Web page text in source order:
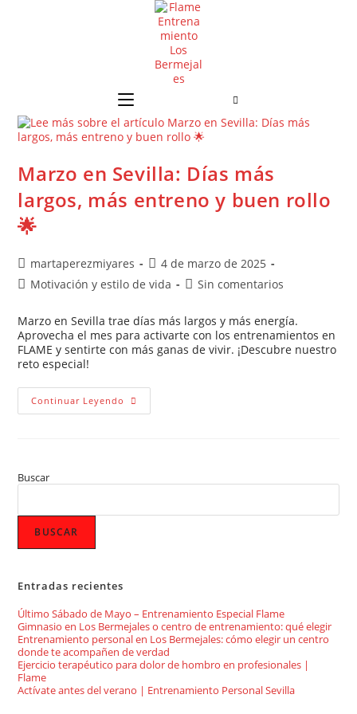
Marzo en Sevilla: Días más
largos, más entreno y buen rollo
🌟
martaperezmiyares
4 de marzo de 2025
Motivación y estilo de vida
Sin comentarios
Marzo en Sevilla trae días más largos y más energía.
Aprovecha el mes para activarte con los entrenamientos en
FLAME y sentirte con más ganas de vivir. ¡Descubre nuestro
reto especial!
Continuar Leyendo
Buscar
BUSCAR
Entradas recientes
Último Sábado de Mayo – Entrenamiento Especial Flame
Gimnasio en Los Bermejales o centro de entrenamiento: qué elegir
Entrenamiento personal en Los Bermejales: cómo elegir un centro
donde te acompañen de verdad
Ejercicio terapéutico para dolor de hombro en profesionales |
Flame
Actívate antes del verano | Entrenamiento Personal Sevilla